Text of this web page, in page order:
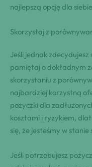
najlepszą opcję dla
Skorzystaj z
Jeśli jednak
pamiętaj o dokładnym
skorzystaniu z
najbardziej korzystną
pożyczki dla
kosztami i ryzykiem,
się, że jesteśmy w
Jeśli potrzebujesz